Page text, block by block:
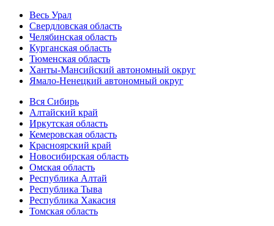
Весь Урал
Свердловская область
Челябинская область
Курганская область
Тюменская область
Ханты-Мансийский автономный округ
Ямало-Ненецкий автономный округ
Вся Сибирь
Алтайский край
Иркутская область
Кемеровская область
Красноярский край
Новосибирская область
Омская область
Республика Алтай
Республика Тыва
Республика Хакасия
Томская область